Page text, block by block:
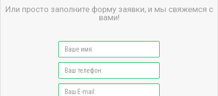
Или просто заполните форму заявки, и мы свяжемся с
вами!